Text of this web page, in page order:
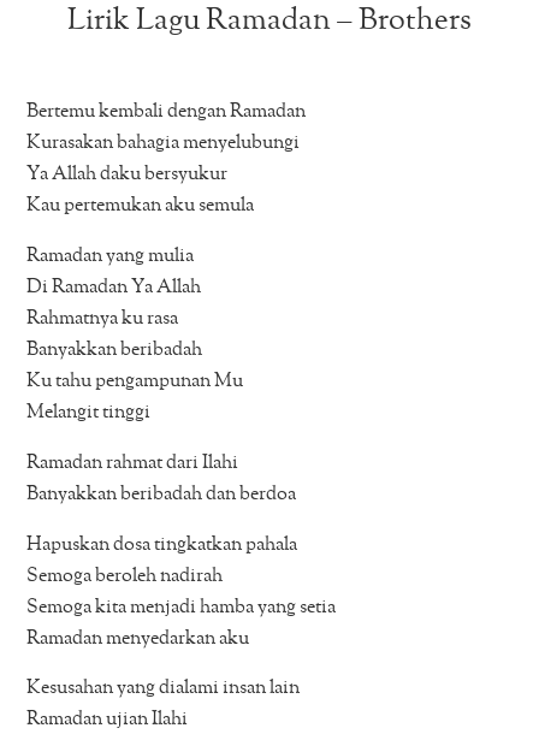
Lirik Lagu Ramadan – Brothers
Bertemu kembali dengan Ramadan
Kurasakan bahagia menyelubungi
Ya Allah daku bersyukur
Kau pertemukan aku semula
Ramadan yang mulia
Di Ramadan Ya Allah
Rahmatnya ku rasa
Banyakkan beribadah
Ku tahu pengampunan Mu
Melangit tinggi
Ramadan rahmat dari Ilahi
Banyakkan beribadah dan berdoa
Hapuskan dosa tingkatkan pahala
Semoga beroleh nadirah
Semoga kita menjadi hamba yang setia
Ramadan menyedarkan aku
Kesusahan yang dialami insan lain
Ramadan ujian Ilahi